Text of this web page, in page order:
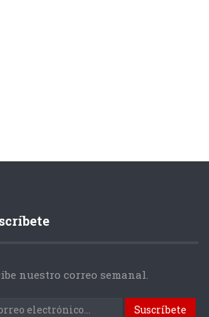
nuestro correo semanal.